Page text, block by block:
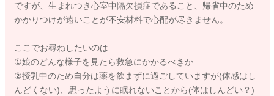
ですが、生まれつき心室中隔欠損症であること、帰省中のため
かかりつけが遠いことが不安材料で心配が尽きません。
ここでお尋ねしたいのは
①娘のどんな様子を見たら救急にかかるべきか
②授乳中のため自分は薬を飲まずに過ごしていますが(体感はし
んどくない)、思ったように眠れないことから(体はしんどい？)